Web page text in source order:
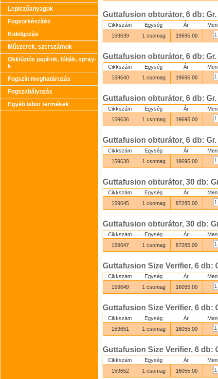
Leplezőanyagok
Fogsorkészítés
Kidolgozás
Műszerek, szerszámok
Okklúziós papírok, fóliák, spray-
k
Fogszín meghatározás
Fogszabályozás
Egyéb labor termékek
Guttafusion obturátor, 6 db: Gr.
Cikkszám Egység Ár
159639
1 csomag 19695,00
Guttafusion obturátor, 6 db: Gr.
Cikkszám Egység Ár
159640
1 csomag 19695,00
Guttafusion obturátor, 6 db: Gr.
Cikkszám Egység Ár
159636
1 csomag 19695,00
Guttafusion obturátor, 6 db: Gr.
Cikkszám Egység Ár
159638
1 csomag 19695,00
Guttafusion obturátor, 30 db:
Cikkszám Egység Ár
159645
1 csomag 87285,00
Guttafusion obturátor, 30 db:
Cikkszám Egység Ár
159647
1 csomag 87285,00
Guttafusion Size Verifier, 6 db:
Cikkszám Egység Ár
159649
1 csomag 16055,00
Guttafusion Size Verifier, 6 db:
Cikkszám Egység Ár
159651
1 csomag 16055,00
Guttafusion Size Verifier, 6 db:
Cikkszám Egység Ár
159652
1 csomag 16055,00